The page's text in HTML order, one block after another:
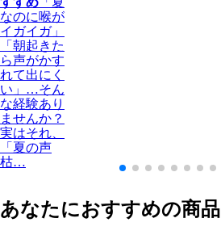
なのに喉が
イガイガ」
「朝起きた
ら声がかす
れて出にく
い」…そん
な経験あり
ませんか？
実はそれ、
「夏の声
枯…
あなたにおすすめの商品